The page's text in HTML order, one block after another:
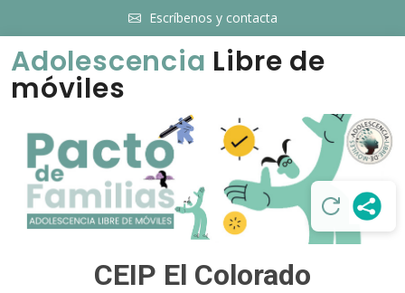
Escríbenos y contacta
Adolescencia Libre de
móviles
CEIP El Colorado